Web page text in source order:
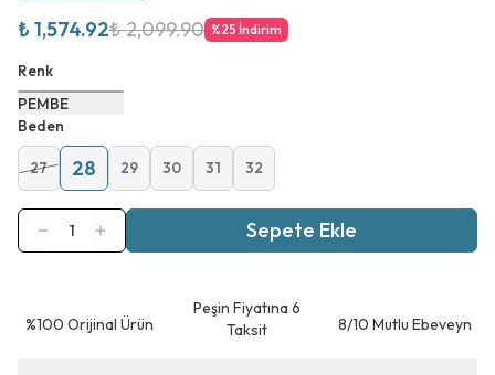
₺ 1,574.92₺ 2,099.90 %25 İndirim
Renk
PEMBE
Beden
27 28 29 30 31 32
1 Sepete Ekle
⁠%100 Orijinal Ürün
Peşin Fiyatına 6
Taksit
8/10 Mutlu Ebeveyn